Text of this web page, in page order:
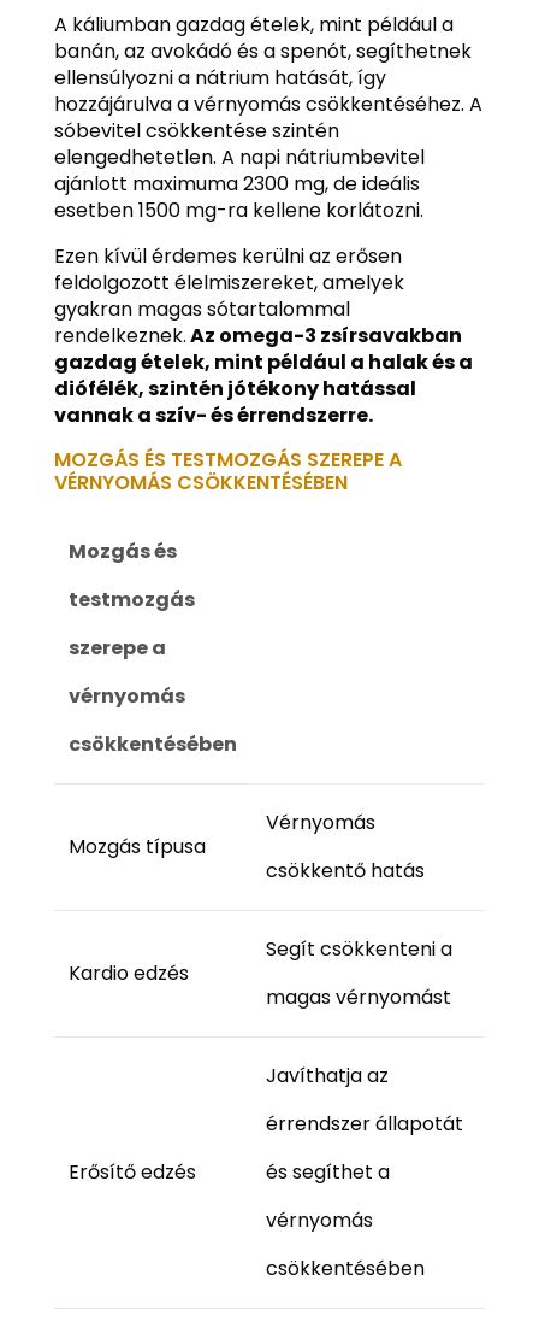
A káliumban gazdag ételek, mint például a
banán, az avokádó és a spenót, segíthetnek
ellensúlyozni a nátrium hatását, így
hozzájárulva a vérnyomás csökkentéséhez. A
sóbevitel csökkentése szintén
elengedhetetlen. A napi nátriumbevitel
ajánlott maximuma 2300 mg, de ideális
esetben 1500 mg-ra kellene korlátozni.
Ezen kívül érdemes kerülni az erősen
feldolgozott élelmiszereket, amelyek
gyakran magas sótartalommal
rendelkeznek.Az omega-3 zsírsavakban
gazdag ételek, mint például a halak és a
diófélék, szintén jótékony hatással
vannak a szív- és érrendszerre.
MOZGÁS ÉS TESTMOZGÁS SZEREPE A
VÉRNYOMÁS CSÖKKENTÉSÉBEN
Mozgás és
testmozgás
szerepe a
vérnyomás
csökkentésében
Mozgás típusa
Vérnyomás
csökkentő hatás
Kardio edzés
Segít csökkenteni a
magas vérnyomást
Erősítő edzés
Javíthatja az
érrendszer állapotát
és segíthet a
vérnyomás
csökkentésében